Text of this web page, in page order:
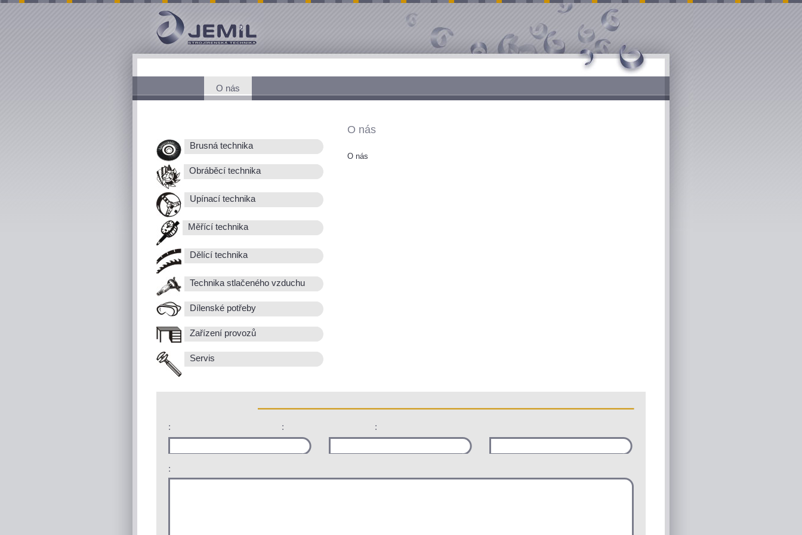
O nás
Brusná technika
Obráběcí technika
Upínací technika
Měřící technika
Dělící technika
Technika stlačeného vzduchu
Dílenské potřeby
Zařízení provozů
Servis
O nás
O nás
: : :
: